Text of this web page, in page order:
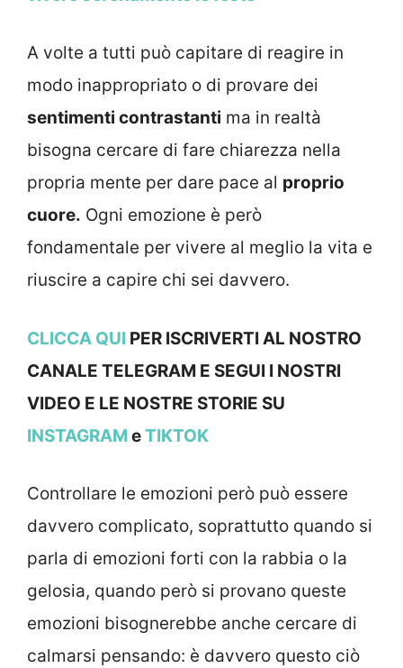
A volte a tutti può capitare di reagire in
modo inappropriato o di provare dei
sentimenti contrastanti ma in realtà
bisogna cercare di fare chiarezza nella
propria mente per dare pace al proprio
cuore. Ogni emozione è però
fondamentale per vivere al meglio la vita e
riuscire a capire chi sei davvero.
CLICCA QUI PER ISCRIVERTI AL NOSTRO
CANALE TELEGRAM E SEGUI I NOSTRI
VIDEO E LE NOSTRE STORIE SU
INSTAGRAMeTIKTOK
Controllare le emozioni però può essere
davvero complicato, soprattutto quando si
parla di emozioni forti con la rabbia o la
gelosia, quando però si provano queste
emozioni bisognerebbe anche cercare di
calmarsi pensando: è davvero questo ciò